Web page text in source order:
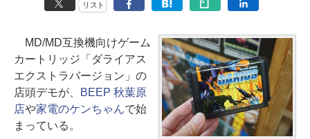
リスト
MD/MD互換機向けゲーム
カートリッジ「ダライアス
エクストラバージョン」の
店頭デモが、
BEEP 秋葉原
店や家電のケンちゃんで始
まっている。